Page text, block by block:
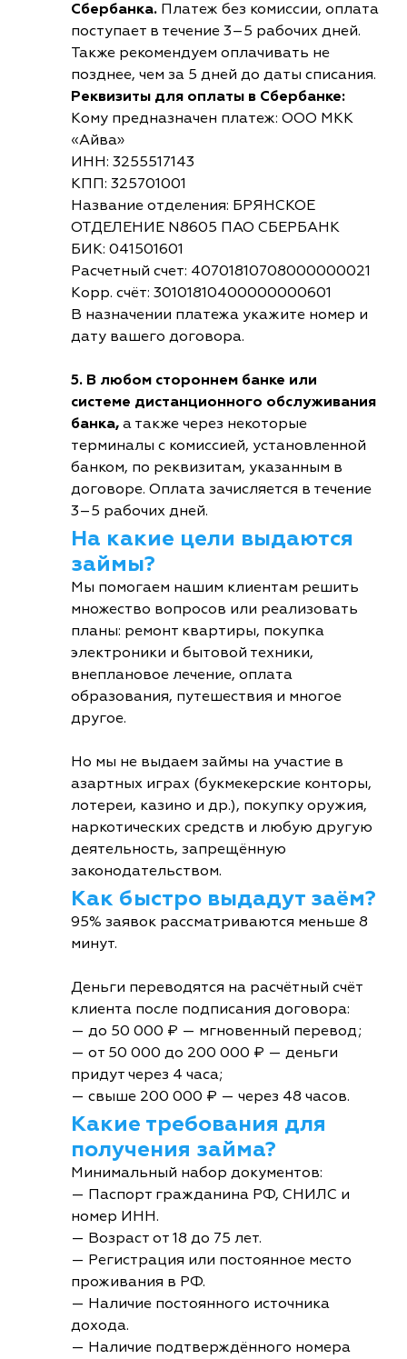
Сбербанка. Платеж без комиссии, оплата
поступает в течение 3–5 рабочих дней.
Также рекомендуем оплачивать не
позднее, чем за 5 дней до даты списания.
Реквизиты для оплаты в Сбербанке:
Кому предназначен платеж: ООО МКК
«Айва»
ИНН: 3255517143
КПП: 325701001
Название отделения: БРЯНСКОЕ
ОТДЕЛЕНИЕ N8605 ПАО СБЕРБАНК
БИК: 041501601
Расчетный счет: 40701810708000000021
Корр. счёт: 30101810400000000601
В назначении платежа укажите номер и
дату вашего договора.
5. В любом стороннем банке или
системе дистанционного обслуживания
банка, а также через некоторые
терминалы с комиссией, установленной
банком, по реквизитам, указанным в
договоре. Оплата зачисляется в течение
3–5 рабочих дней.
На какие цели выдаются
займы?
Мы помогаем нашим клиентам решить
множество вопросов или реализовать
планы: ремонт квартиры, покупка
электроники и бытовой техники,
внеплановое лечение, оплата
образования, путешествия и многое
другое.
Но мы не выдаем займы на участие в
азартных играх (букмекерские конторы,
лотереи, казино и др.), покупку оружия,
наркотических средств и любую другую
деятельность, запрещённую
законодательством.
Как быстро выдадут заём?
95% заявок рассматриваются меньше 8
минут.
Деньги переводятся на расчётный счёт
клиента после подписания договора:
— до 50 000 ₽ — мгновенный перевод;
— от 50 000 до 200 000 ₽ — деньги
придут через 4 часа;
— свыше 200 000 ₽ — через 48 часов.
Какие требования для
получения займа?
Минимальный набор документов:
— Паспорт гражданина РФ, СНИЛС и
номер ИНН.
— Возраст от 18 до 75 лет.
— Регистрация или постоянное место
проживания в РФ.
— Наличие постоянного источника
дохода.
— Наличие подтверждённого номера